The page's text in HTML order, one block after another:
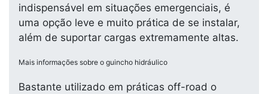
indispensável em situações emergenciais, é
uma opção leve e muito prática de se instalar,
além de suportar cargas extremamente altas.
Mais informações sobre o guincho hidráulico
Bastante utilizado em práticas off-road o